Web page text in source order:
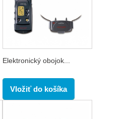
Elektronický obojok...
Vložiť do košíka